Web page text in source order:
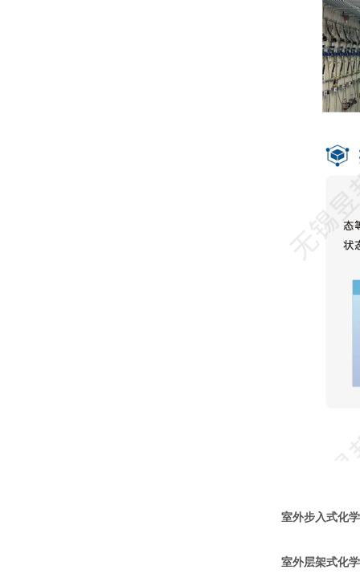
室外步入式化
室外层架式化